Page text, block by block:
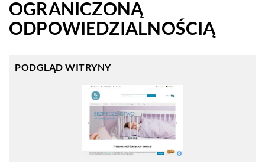
OGRANICZONĄ
ODPOWIEDZIALNOŚCIĄ
PODGLĄD WITRYNY